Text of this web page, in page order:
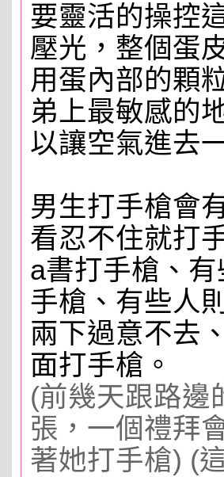
要靈活的操控
壓光，整個蛋
用蛋內部的顆
弟上最敏感的
以讓空氣進去
男生打手槍會
看忍不住就打
a書打手槍、
手槍、有些人
兩下過意不去
面打手槍。
(前幾天跟路邊
張，一個禮拜
著她打手槍) (